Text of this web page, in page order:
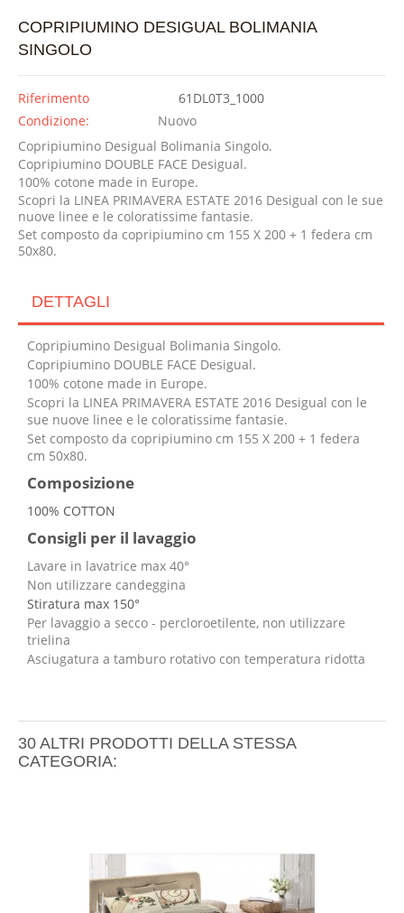
COPRIPIUMINO DESIGUAL BOLIMANIA
SINGOLO
Riferimento
61DL0T3_1000
Condizione:
Nuovo
Copripiumino Desigual Bolimania Singolo.
Copripiumino DOUBLE FACE Desigual.
100% cotone made in Europe.
Scopri la LINEA PRIMAVERA ESTATE 2016 Desigual con le sue
nuove linee e le coloratissime fantasie.
Set composto da copripiumino cm 155 X 200 + 1 federa cm
50x80.
DETTAGLI
Copripiumino Desigual Bolimania Singolo.
Copripiumino DOUBLE FACE Desigual.
100% cotone made in Europe.
Scopri la LINEA PRIMAVERA ESTATE 2016 Desigual con le
sue nuove linee e le coloratissime fantasie.
Set composto da copripiumino cm 155 X 200 + 1 federa
cm 50x80.
Composizione
100% COTTON
Consigli per il lavaggio
Lavare in lavatrice max 40°
Non utilizzare candeggina
Stiratura max 150°
Per lavaggio a secco - percloroetilente, non utilizzare
trielina
Asciugatura a tamburo rotativo con temperatura ridotta
30 ALTRI PRODOTTI DELLA STESSA
CATEGORIA: